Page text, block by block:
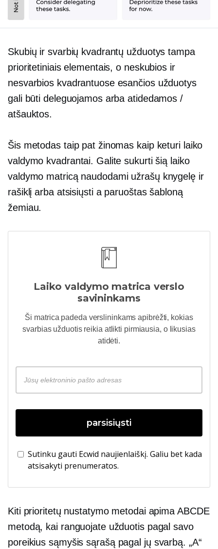
Skubių ir svarbių kvadrantų užduotys tampa
prioritetiniais elementais, o neskubios ir
nesvarbios kvadrantuose esančios užduotys
gali būti deleguojamos arba atidedamos /
atšauktos.
Šis metodas taip pat žinomas kaip keturi laiko
valdymo kvadrantai. Galite sukurti šią laiko
valdymo matricą naudodami užrašų knygelę ir
rašiklį arba atsisiųsti a paruoštasšabloną
žemiau.
Laiko valdymo matrica verslo
savininkams
Ši matrica padeda verslininkams apibrėžti, kokias
svarbias užduotis reikia atlikti pirmiausia, o likusias
atidėti.
parsisiųsti
Sutinku gauti Ecwid naujienlaiškį. Galiu bet kada
atsisakyti prenumeratos.
Kiti prioritetų nustatymo metodai apima ABCDE
metodą, kai ranguojate užduotis pagal savo
poreikiussąmyšis sąrašą pagal jų svarbą. „A“